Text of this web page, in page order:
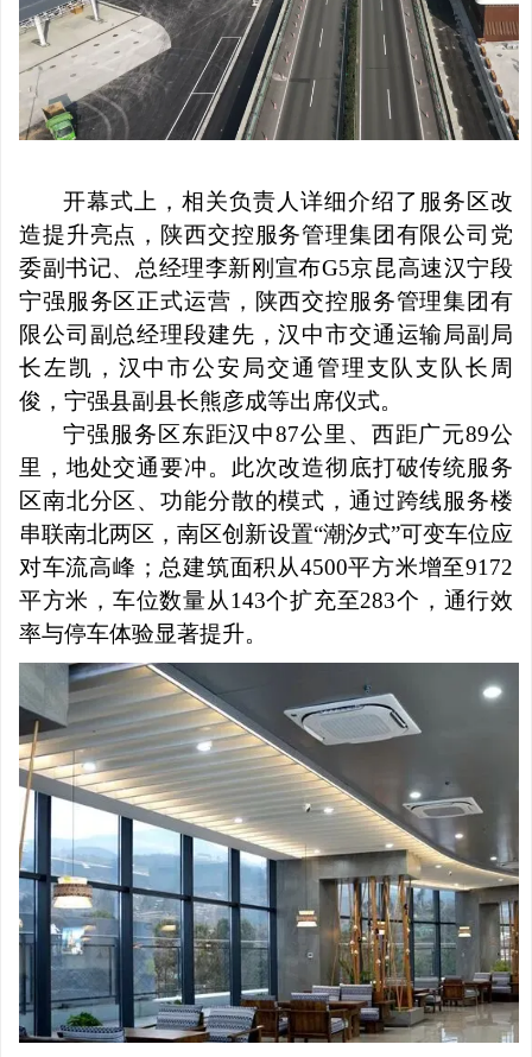
开幕式上，相关负责人详细介绍了服务区改
造提升亮点，陕西交控服务管理集团有限公司党
委副书记、总经理李新刚宣布G5京昆高速汉宁段
宁强服务区正式运营，陕西交控服务管理集团有
限公司副总经理段建先，汉中市交通运输局副局
长左凯，汉中市公安局交通管理支队支队长周
俊，宁强县副县长熊彦成等出席仪式。
宁强服务区东距汉中87公里、西距广元89公
里，地处交通要冲。此次改造彻底打破传统服务
区南北分区、功能分散的模式，通过跨线服务楼
串联南北两区，南区创新设置“潮汐式”可变车位应
对车流高峰；总建筑面积从4500平方米增至9172
平方米，车位数量从143个扩充至283个，通行效
率与停车体验显著提升。